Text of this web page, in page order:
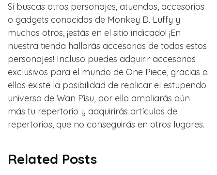
Si buscas otros personajes, atuendos, accesorios
o gadgets conocidos de Monkey D. Luffy y
muchos otros, ¡estás en el sitio indicado! ¡En
nuestra tienda hallarás accesorios de todos estos
personajes! Incluso puedes adquirir accesorios
exclusivos para el mundo de One Piece, gracias a
ellos existe la posibilidad de replicar el estupendo
universo de Wan Pīsu, por ello ampliarás aún
más tu repertorio y adquirirás artículos de
repertorios, que no conseguirás en otros lugares.
Related Posts